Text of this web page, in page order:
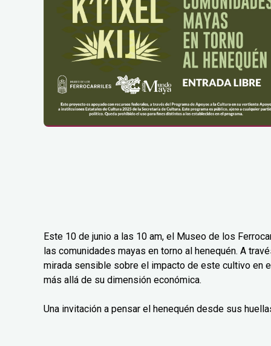
Este 10 de junio a las 10 am, el Museo de los
las comunidades mayas en torno al henequén. A
mirada sensible sobre el impacto de este cultivo en
más allá de su dimensión económica.
Una invitación a pensar el henequén desde sus